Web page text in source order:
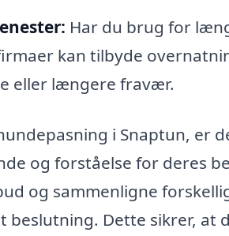
Har du brug for
kan tilbyde
eller længere fravær.
i Snaptun, er
og forståelse for deres
og sammenligne
Dette sikrer, at